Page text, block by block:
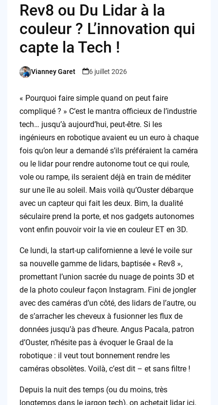
Rev8 ou Du Lidar à la
couleur ? L’innovation qui
capte la Tech !
Posted
Vianney Garet 6 juillet 2026
« Pourquoi faire simple quand on peut faire
compliqué ? » C’est le mantra officieux de l’industrie
tech… jusqu’à aujourd’hui, peut-être. Si les
ingénieurs en robotique avaient eu un euro à chaque
fois qu’on leur a demandé s’ils préféraient la caméra
ou le lidar pour rendre autonome tout ce qui roule,
vole ou rampe, ils seraient déjà en train de méditer
sur une île au soleil. Mais voilà qu’Ouster débarque
avec un capteur qui fait les deux. Bim, la dualité
séculaire prend la porte, et nos gadgets autonomes
vont enfin pouvoir voir la vie en couleur ET en 3D.
Ce lundi, la start-up californienne a levé le voile sur
sa nouvelle gamme de lidars, baptisée « Rev8 »,
promettant l’union sacrée du nuage de points 3D et
de la photo couleur façon Instagram. Fini de jongler
avec des caméras d’un côté, des lidars de l’autre, ou
de s’arracher les cheveux à fusionner les flux de
données jusqu’à pas d’heure. Angus Pacala, patron
d’Ouster, n’hésite pas à évoquer le Graal de la
robotique : il veut tout bonnement rendre les
caméras obsolètes. Voilà, c’est dit – et sans filtre !
Depuis la nuit des temps (ou du moins, très
longtemps dans le jargon tech), on achetait lidar ici,